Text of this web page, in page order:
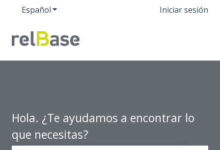
EspañolTraducciones de Mostrar submenú de
Iniciar sesión
Hola. ¿Te ayudamos a encontrar lo
que necesitas?